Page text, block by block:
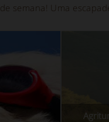
semana! Uma